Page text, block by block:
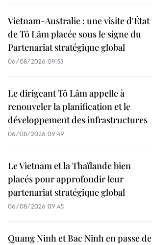
Vietnam-Australie : une visite d'État
de Tô Lâm placée sous le signe du
Partenariat stratégique global
06/08/2026 09:53
Le dirigeant Tô Lâm appelle à
renouveler la planification et le
développement des infrastructures
06/08/2026 09:49
Le Vietnam et la Thaïlande bien
placés pour approfondir leur
partenariat stratégique global
06/08/2026 09:45
Quang Ninh et Bac Ninh en passe de